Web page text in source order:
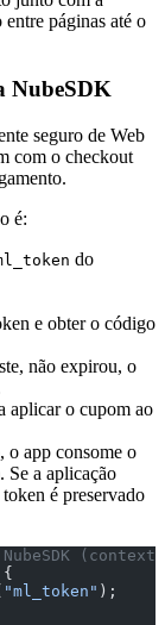
páginas até o
NubeSDK
seguro de Web
com o checkout
é:
do
e obter o código
não expirou, o
aplicar o cupom ao
o app consome o
Se a aplicação
é preservado
{
"ml_token" );